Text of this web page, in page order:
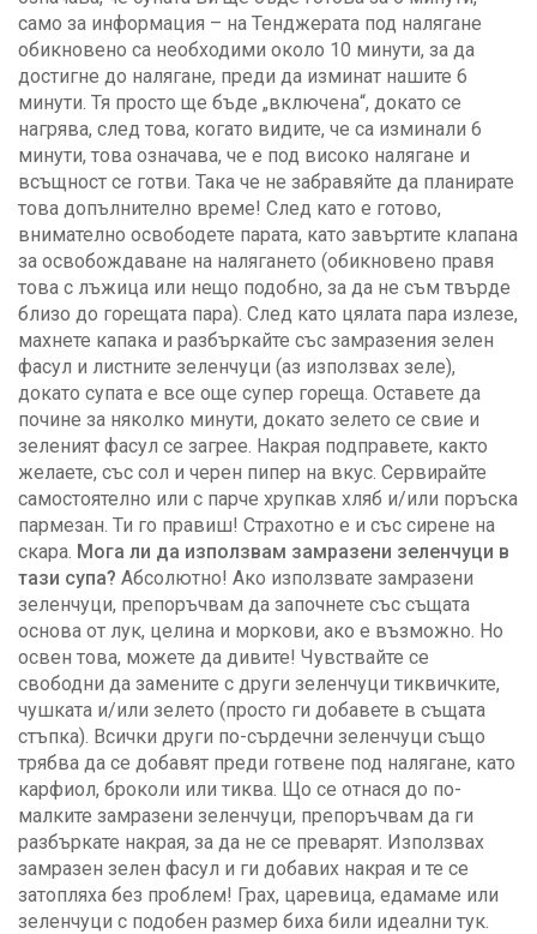
само за информация – на Тенджератa под налягане
обикновено са необходими около 10 минути, за да
достигне до налягане, преди да изминат нашите 6
минути. Тя просто ще бъде „включена“, докато се
нагрява, след това, когато видите, че са изминали 6
минути, това означава, че е под високо налягане и
всъщност се готви. Така че не забравяйте да планирате
това допълнително време! След като е готово,
внимателно освободете парата, като завъртите клапана
за освобождаване на налягането (обикновено правя
това с лъжица или нещо подобно, за да не съм твърде
близо до горещата пара). След като цялата пара излезе,
махнете капака и разбъркайте със замразения зелен
фасул и листните зеленчуци (аз използвах зеле),
докато супата е все още супер гореща. Оставете да
почине за няколко минути, докато зелето се свие и
зеленият фасул се загрее. Накрая подправете, както
желаете, със сол и черен пипер на вкус. Сервирайте
самостоятелно или с парче хрупкав хляб и/или поръска
пармезан. Ти го правиш! Страхотно е и със сирене на
скара. Мога ли да използвам замразени зеленчуци в
тази супа? Абсолютно! Ако използвате замразени
зеленчуци, препоръчвам да започнете със същата
основа от лук, целина и моркови, ако е възможно. Но
освен това, можете да дивите! Чувствайте се
свободни да замените с други зеленчуци тиквичките,
чушката и/или зелето (просто ги добавете в същата
стъпка). Всички други по-сърдечни зеленчуци също
трябва да се добавят преди готвене под налягане, като
карфиол, броколи или тиква. Що се отнася до по-
малките замразени зеленчуци, препоръчвам да ги
разбъркате накрая, за да не се преварят. Използвах
замразен зелен фасул и ги добавих накрая и те се
затопляха без проблем! Грах, царевица, едамаме или
зеленчуци с подобен размер биха били идеални тук.